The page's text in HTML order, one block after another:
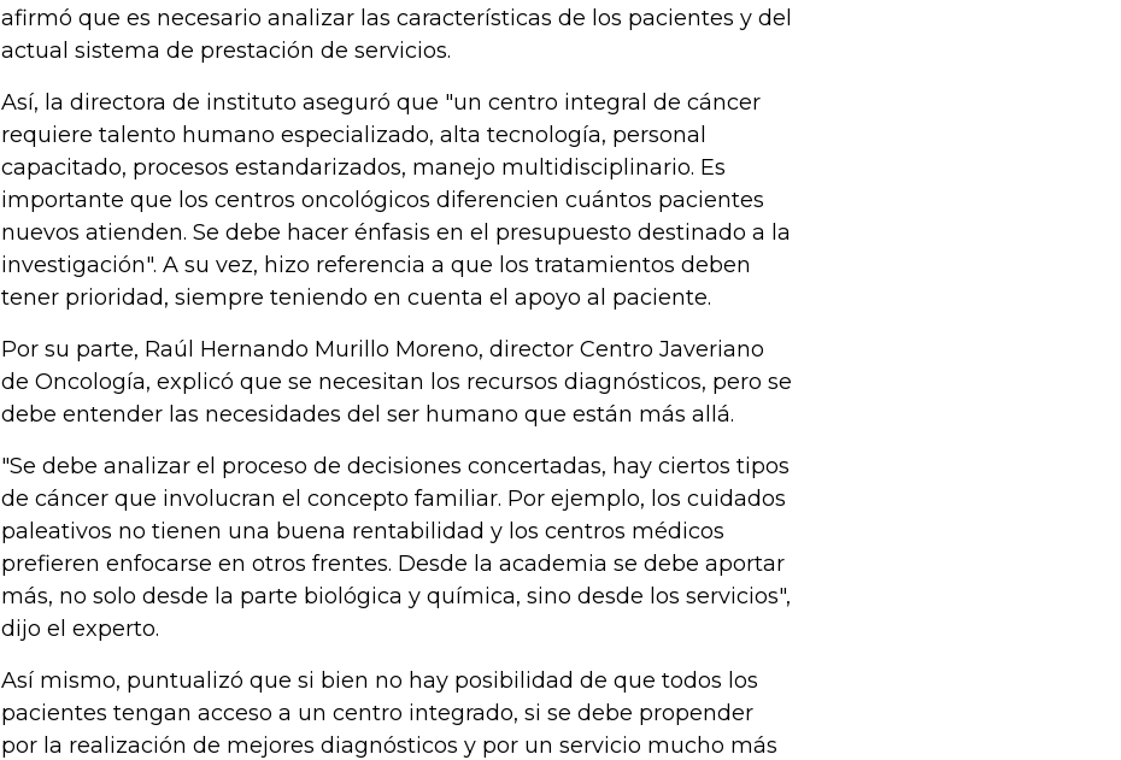
afirmó que es necesario analizar las características de los pacientes y del
actual sistema de prestación de servicios.
Así, la directora de instituto aseguró que "un centro integral de cáncer
requiere talento humano especializado, alta tecnología, personal
capacitado, procesos estandarizados, manejo multidisciplinario. Es
importante que los centros oncológicos diferencien cuántos pacientes
nuevos atienden. Se debe hacer énfasis en el presupuesto destinado a la
investigación". A su vez, hizo referencia a que los tratamientos deben
tener prioridad, siempre teniendo en cuenta el apoyo al paciente.
Por su parte, Raúl Hernando Murillo Moreno, director Centro Javeriano
de Oncología, explicó que se necesitan los recursos diagnósticos, pero se
debe entender las necesidades del ser humano que están más allá.
"Se debe analizar el proceso de decisiones concertadas, hay ciertos tipos
de cáncer que involucran el concepto familiar. Por ejemplo, los cuidados
paleativos no tienen una buena rentabilidad y los centros médicos
prefieren enfocarse en otros frentes. Desde la academia se debe aportar
más, no solo desde la parte biológica y química, sino desde los servicios",
dijo el experto.
Así mismo, puntualizó que si bien no hay posibilidad de que todos los
pacientes tengan acceso a un centro integrado, si se debe propender
por la realización de mejores diagnósticos y por un servicio mucho más